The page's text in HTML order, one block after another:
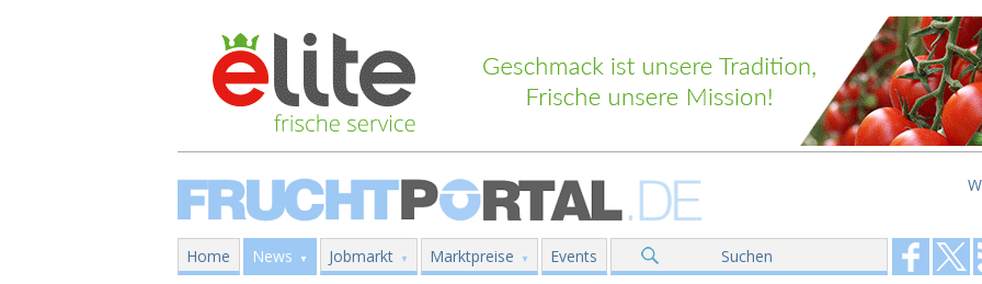
Home News Jobmarkt Marktpreise Events Suchen